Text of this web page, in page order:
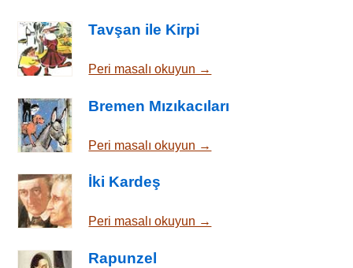
Tavşan ile Kirpi
Peri masalı okuyun →
Bremen Mızıkacıları
Peri masalı okuyun →
İki Kardeş
Peri masalı okuyun →
Rapunzel